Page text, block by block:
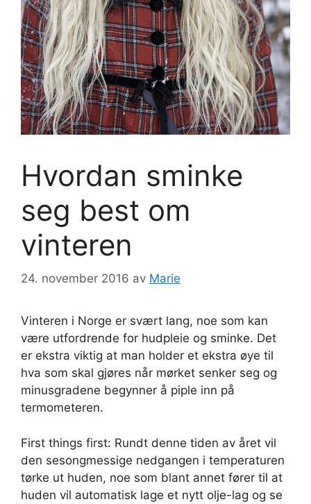
Hvordan sminke
seg best om
vinteren
24. november 2016 av Marie
Vinteren i Norge er svært lang, noe som kan
være utfordrende for hudpleie og sminke. Det
er ekstra viktig at man holder et ekstra øye til
hva som skal gjøres når mørket senker seg og
minusgradene begynner å piple inn på
termometeren.
First things first: Rundt denne tiden av året vil
den sesongmessige nedgangen i temperaturen
tørke ut huden, noe som blant annet fører til at
huden vil automatisk lage et nytt olje-lag og se